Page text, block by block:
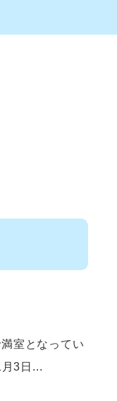
室となってい
3日...